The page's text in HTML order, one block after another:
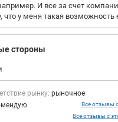
И все за счет
что у меня такая возможность
стороны
рынку: рыночное
Все отзывы
Все отзывы с